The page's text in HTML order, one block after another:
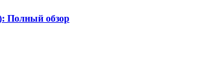
Полный обзор